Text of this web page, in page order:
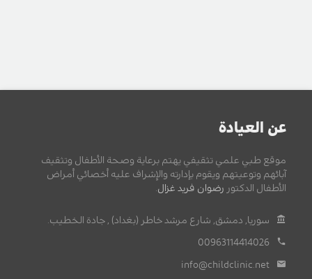
عن العيادة
موقع طبي علمي تثقيفي يهتم برعاية وصحة الأطفال وتثقيف
آبائهم وتوعيتهم ويقوم بإدارته والإشراف عليه أخصائي أمراض
الأطفال الدكتور رضوان فريد غزال
سوريا, دمشق, شارع مرشد خاطر (بغداد) , جادة الخطيب.
00963114414026
info@childclinic.net